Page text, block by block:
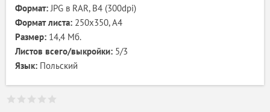
Формат:JPG в RAR, B4 (300dpi)
Формат листа: 250x350, А4
Размер: 14,4 Мб.
Листов всего/выкройки: 5/3
Язык: Польский